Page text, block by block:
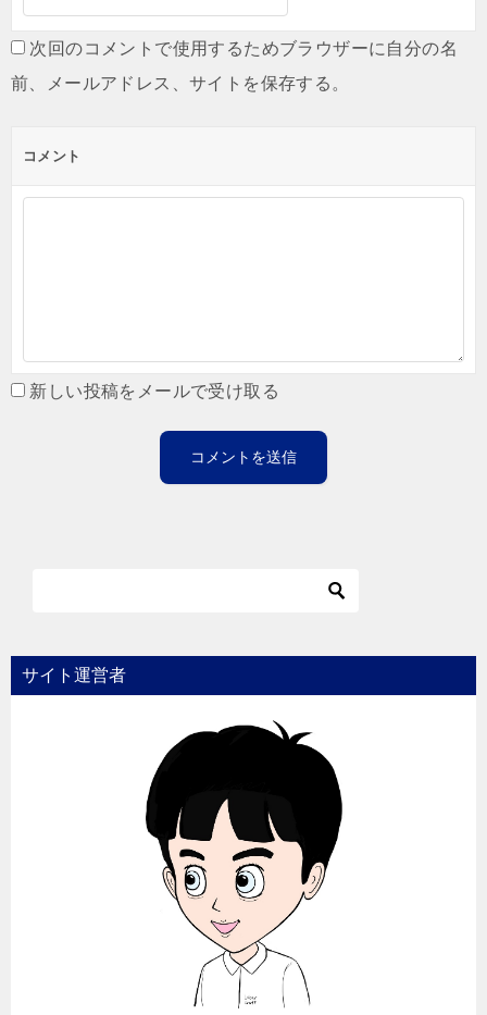
次回のコメントで使用するためブラウザーに自分の名
前、メールアドレス、サイトを保存する。
コメント
新しい投稿をメールで受け取る
サイト運営者